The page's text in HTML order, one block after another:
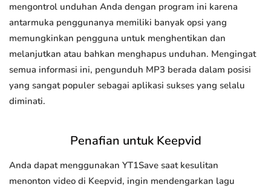
mengontrol unduhan Anda dengan program ini karena
antarmuka penggunanya memiliki banyak opsi yang
memungkinkan pengguna untuk menghentikan dan
melanjutkan atau bahkan menghapus unduhan. Mengingat
semua informasi ini, pengunduh MP3 berada dalam posisi
yang sangat populer sebagai aplikasi sukses yang selalu
diminati.
Penafian untuk Keepvid
Anda dapat menggunakan YT1Save saat kesulitan
menonton video di Keepvid, ingin mendengarkan lagu